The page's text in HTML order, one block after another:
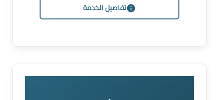
تفاصيل الخدمة